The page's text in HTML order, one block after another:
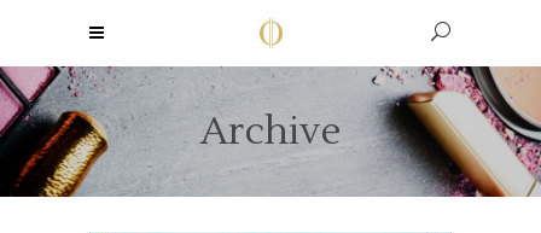
Archive